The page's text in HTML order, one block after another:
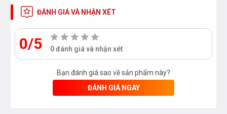
ĐÁNH GIÁ VÀ NHẬN XÉT
0/5 0 đánh giá và nhận xét
Bạn đánh giá sao về sản phẩm này?
ĐÁNH GIÁ NGAY